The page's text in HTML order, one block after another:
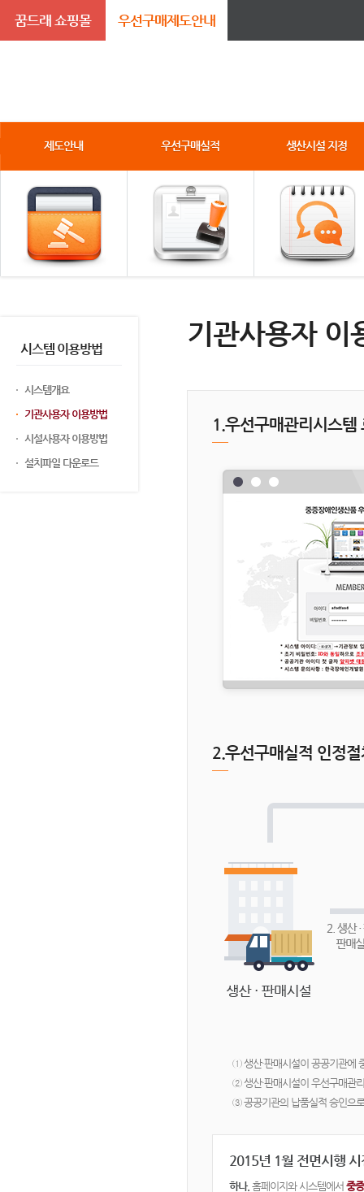
꿈드래 쇼핑몰 우선구매제도안내
제도안내 우선구매실적 생산시설 지정
시스템 이용방법
시스템개요
기관사용자 이용방법
시설사용자 이용방법
설치파일 다운로드
기관사용자 이
1.우선구매관리시스템
2.우선구매실적 인정
① 생산·판매시설이 공공기관에
② 생산·판매시설이 우선구매관
③ 공공기관의 납품실적 승인으
2015년 1월 전면시행 시
하나. 홈페이지와 시스템에서 중